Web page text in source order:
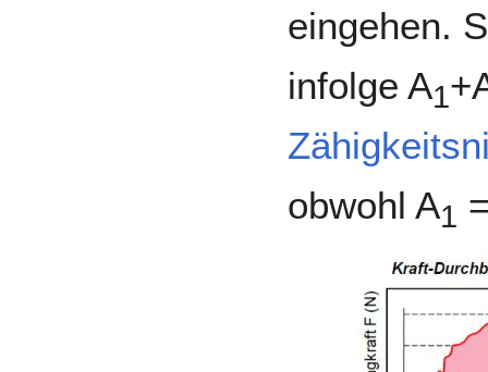
eingehen.
infolge A1
obwohl A1